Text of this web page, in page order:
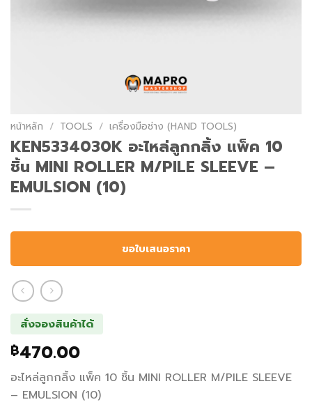
หน้าหลัก / TOOLS / เครื่องมือช่าง (HAND TOOLS)
KEN5334030K อะไหล่ลูกกลิ้ง แพ็ค 10
ชิ้น MINI ROLLER M/PILE SLEEVE –
EMULSION (10)
ขอใบเสนอราคา
สั่งจองสินค้าได้
฿470.00
อะไหล่ลูกกลิ้ง แพ็ค 10 ชิ้น MINI ROLLER M/PILE SLEEVE
– EMULSION (10)